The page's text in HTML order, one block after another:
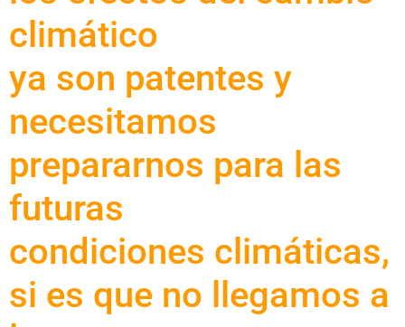
climático
ya son patentes y
necesitamos
prepararnos para las
futuras
condiciones climáticas,
si es que no llegamos a